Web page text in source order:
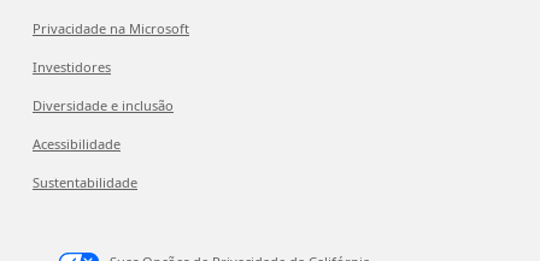
Privacidade na Microsoft
Investidores
Diversidade e inclusão
Acessibilidade
Sustentabilidade